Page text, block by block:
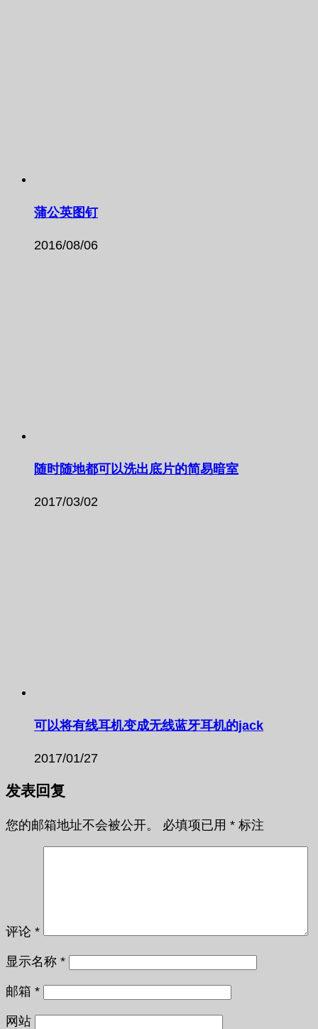
蒲公英图钉
2016/08/06
随时随地都可以洗出底片的简易暗室
2017/03/02
可以将有线耳机变成无线蓝牙耳机的jack
2017/01/27
发表回复
您的邮箱地址不会被公开。 必填项已用 * 标注
评论 *
显示名称 *
邮箱 *
网站